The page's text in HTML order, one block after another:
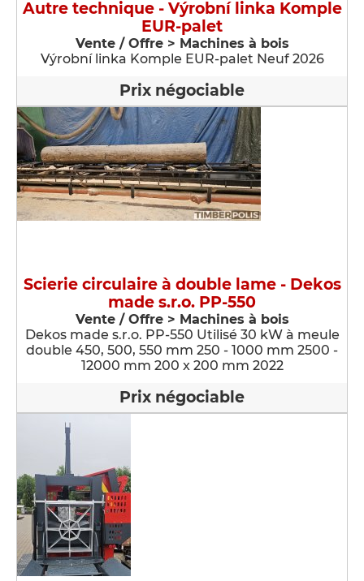
Autre technique - Výrobní linka Komple
EUR-palet
Vente / Offre > Machines à bois
Výrobní linka Komple EUR-palet Neuf 2026
Prix négociable
Scierie circulaire à double lame - Dekos
made s.r.o. PP-550
Vente / Offre > Machines à bois
Dekos made s.r.o. PP-550 Utilisé 30 kW à meule
double 450, 500, 550 mm 250 - 1000 mm 2500 -
12000 mm 200 x 200 mm 2022
Prix négociable